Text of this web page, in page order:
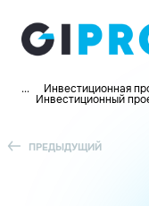
... Инвестиционная
Инвестиционный
ПРЕДЫДУЩИЙ